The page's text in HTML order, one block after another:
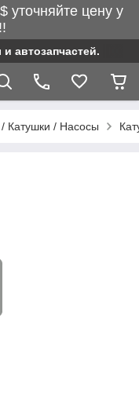
уточняйте цену у
автозапчастей.
Катушки / Насосы